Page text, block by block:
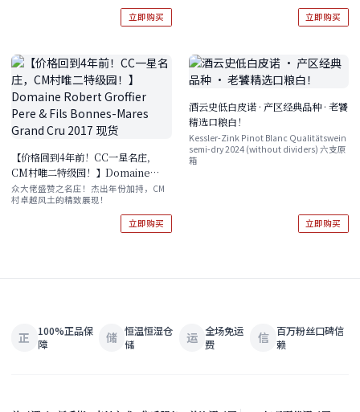
立即购买
立即购买
【价格回到4年前！CC一星名庄，
CM村唯二特级园！】Domaine
Robert Groffier Pere & Fils
Bonnes-Mares Grand Cru 2017
众大佬盛赞之名庄！杰出年份加持，CM
村卓越风土的精致展现！
立即购买
酒云史低白皮诺 · 产区经典品种 · 老饕
精选口粮白！
Kessler-Zink Pinot Blanc Qualitätswein
semi-dry 2024 (without dividers) 六支原
箱
立即购买
正
100%正品保
障
储 恒温恒湿仓
储
运 全场免运
费
信 百万粉丝口碑信
赖